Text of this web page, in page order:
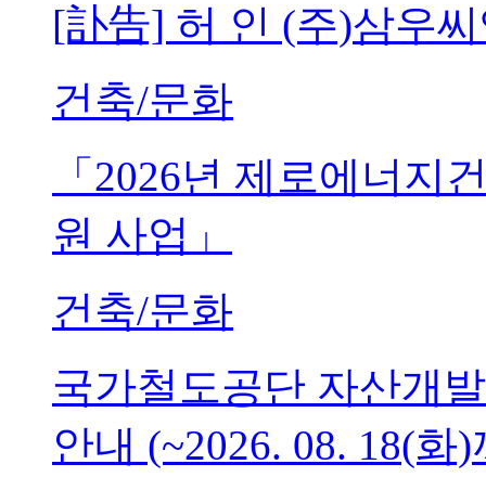
[訃告] 허 인 (주)삼우
건축/문화
「2026년 제로에너지
원 사업」
건축/문화
국가철도공단 자산개
안내 (~2026. 08. 18(화